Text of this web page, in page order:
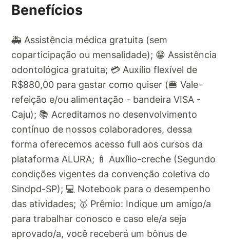
Benefícios
🚑 Assistência médica gratuita (sem
coparticipação ou mensalidade); 😁 Assistência
odontológica gratuita; 💳 Auxílio flexível de
R$880,00 para gastar como quiser (🍔 Vale-
refeição e/ou alimentação - bandeira VISA -
Caju); 📚 Acreditamos no desenvolvimento
contínuo de nossos colaboradores, dessa
forma oferecemos acesso full aos cursos da
plataforma ALURA; 🍼 Auxílio-creche (Segundo
condições vigentes da convenção coletiva do
Sindpd-SP); 💻 Notebook para o desempenho
das atividades; 🥇 Prêmio: Indique um amigo/a
para trabalhar conosco e caso ele/a seja
aprovado/a, você receberá um bônus de